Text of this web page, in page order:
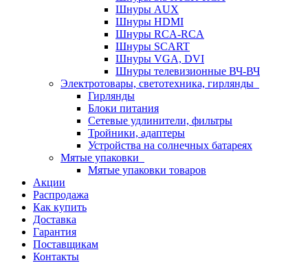
Шнуры AUX
Шнуры HDMI
Шнуры RCA-RCA
Шнуры SCART
Шнуры VGA, DVI
Шнуры телевизионные ВЧ-ВЧ
Электротовары, светотехника, гирлянды
Гирлянды
Блоки питания
Сетевые удлинители, фильтры
Тройники, адаптеры
Устройства на солнечных батареях
Мятые упаковки
Мятые упаковки товаров
Акции
Распродажа
Как купить
Доставка
Гарантия
Поставщикам
Контакты